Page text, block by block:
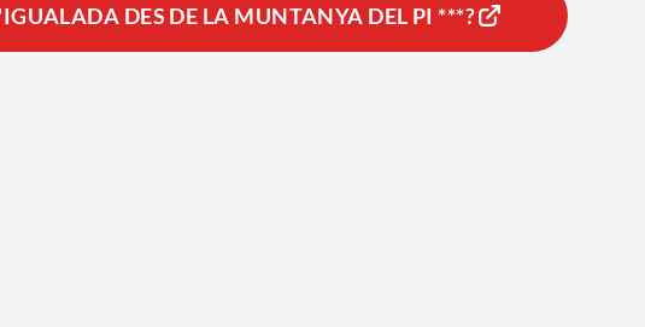
DES DE LA MUNTANYA DEL PI ***?